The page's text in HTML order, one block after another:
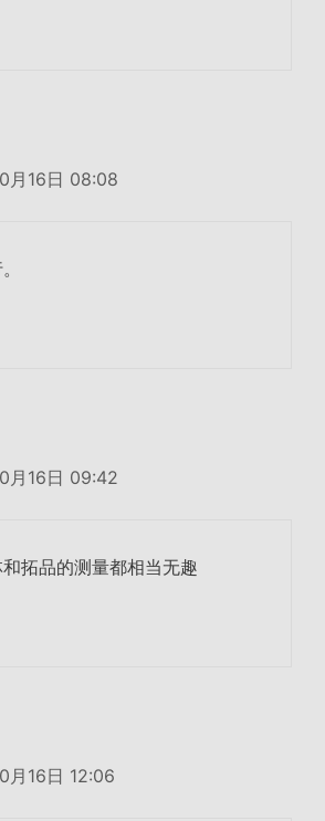
月16日 08:08
月16日 09:42
拓品的测量都相当无趣
月16日 12:06